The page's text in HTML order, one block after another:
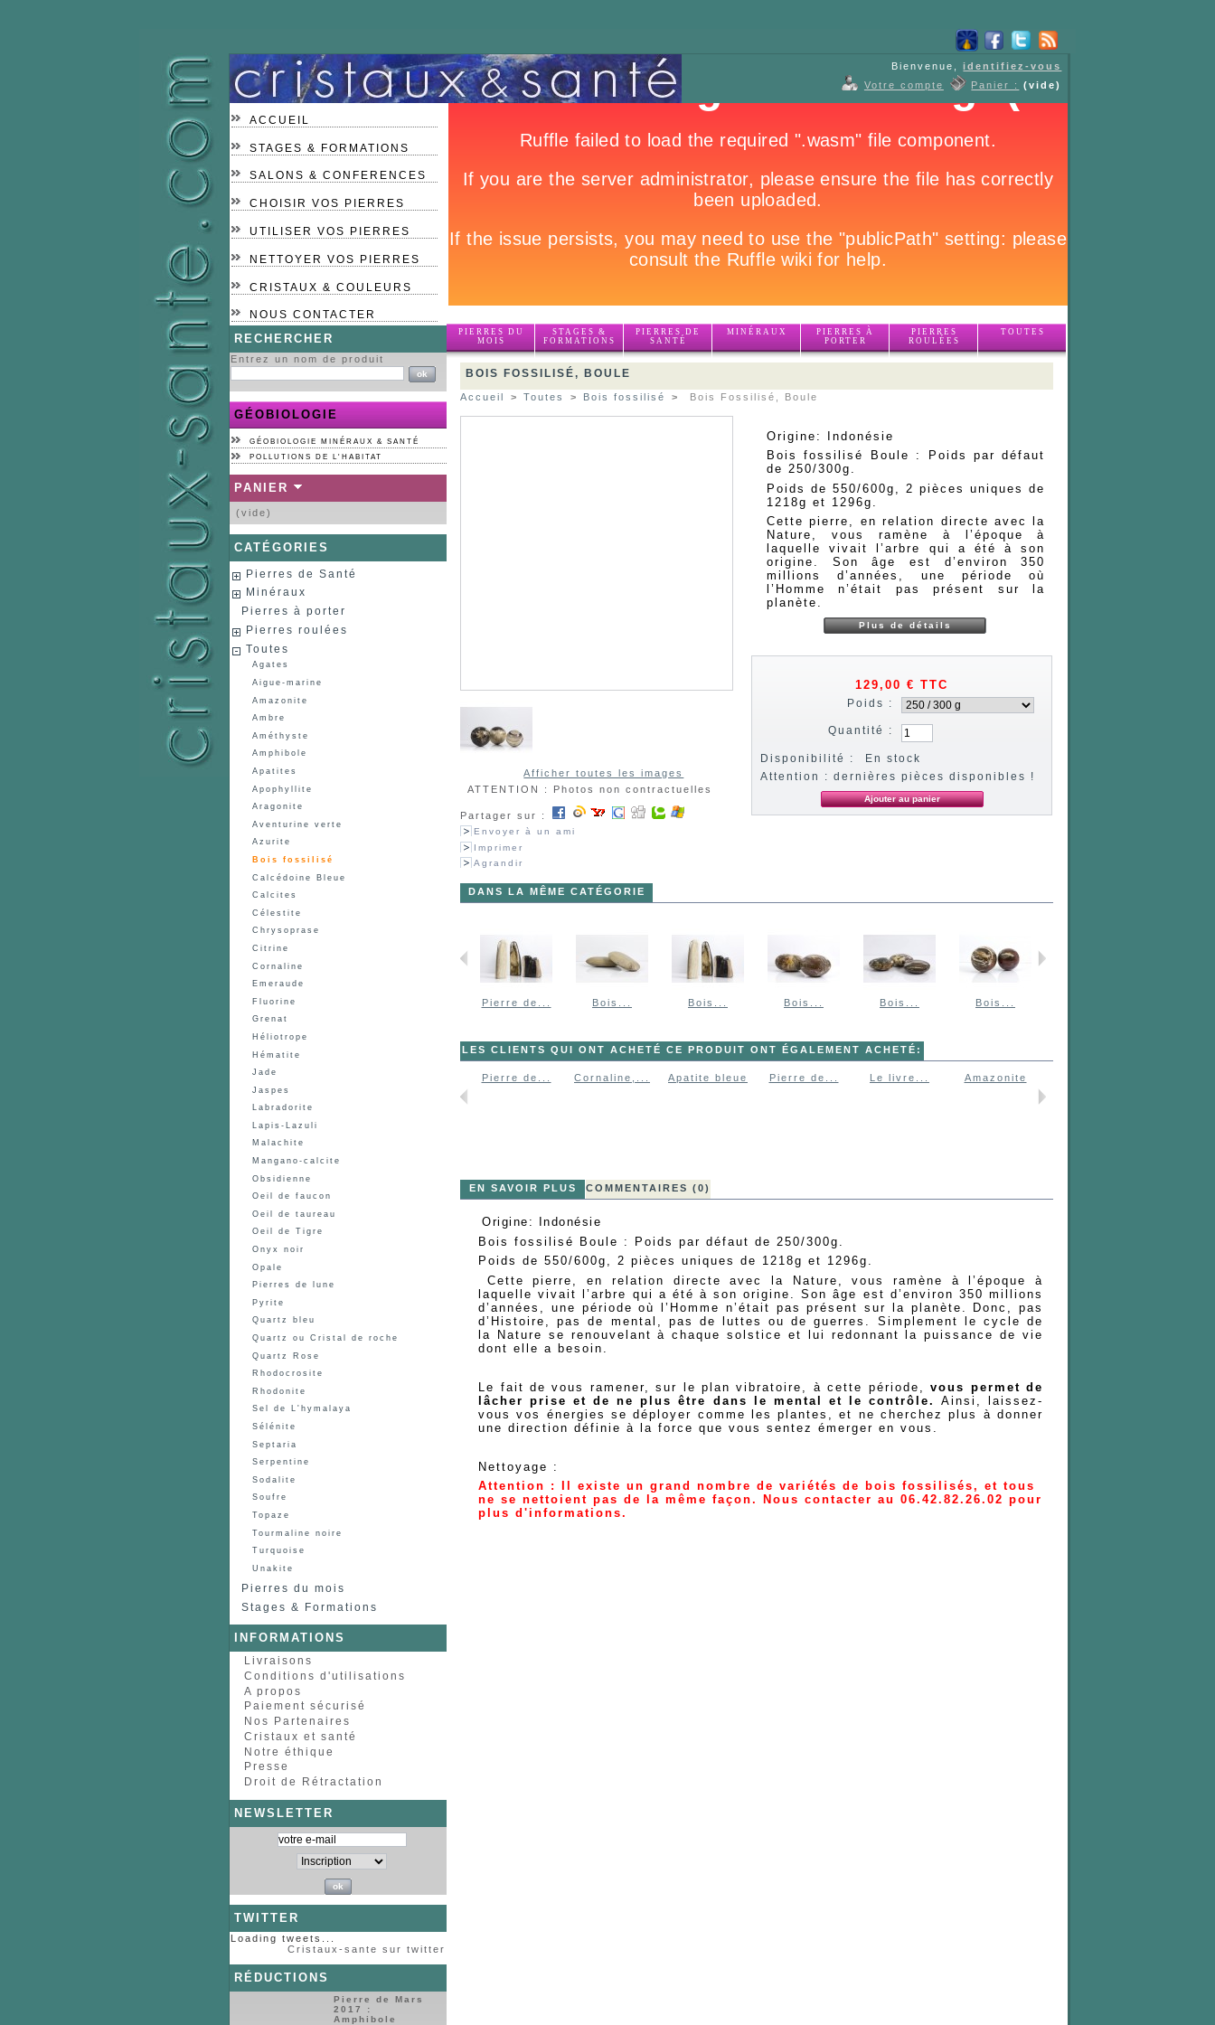
ACCUEIL
STAGES & FORMATIONS
SALONS & CONFERENCES
CHOISIR VOS PIERRES
UTILISER VOS PIERRES
NETTOYER VOS PIERRES
CRISTAUX & COULEURS
NOUS CONTACTER
Bienvenue,identifiez-vous
Panier :
(vide)
Votre compte
PIERRES DU
MOIS
STAGES &
FORMATIONS
PIERRES DE
SANTÉ
MINÉRAUX
PIERRES À
PORTER
PIERRES
ROULÉES
TOUTES
RECHERCHER
Entrez un nom de produit
GÉOBIOLOGIE
GÉOBIOLOGIE MINÉRAUX & SANTÉ
POLLUTIONS DE L'HABITAT
PANIER
(vide)
CATÉGORIES
Pierres de Santé
Minéraux
Pierres à porter
Pierres roulées
Toutes
Agates
Aigue-marine
Amazonite
Ambre
Améthyste
Amphibole
Apatites
Apophyllite
Aragonite
Aventurine verte
Azurite
Bois fossilisé
Calcédoine Bleue
Calcites
Célestite
Chrysoprase
Citrine
Cornaline
Emeraude
Fluorine
Grenat
Héliotrope
Hématite
Jade
Jaspes
Labradorite
Lapis-Lazuli
Malachite
Mangano-calcite
Obsidienne
Oeil de faucon
Oeil de taureau
Oeil de Tigre
Onyx noir
Opale
Pierres de lune
Pyrite
Quartz bleu
Quartz ou Cristal de roche
Quartz Rose
Rhodocrosite
Rhodonite
Sel de L'hymalaya
Sélénite
Septaria
Serpentine
Sodalite
Soufre
Topaze
Tourmaline noire
Turquoise
Unakite
Pierres du mois
Stages & Formations
INFORMATIONS
Livraisons
Conditions d'utilisations
A propos
Paiement sécurisé
Nos Partenaires
Cristaux et santé
Notre éthique
Presse
Droit de Rétractation
NEWSLETTER
TWITTER
Loading tweets...
Cristaux-sante sur twitter
RÉDUCTIONS
Pierre de Mars
2017 :
Amphibole
BOIS FOSSILISÉ, BOULE
Accueil > Toutes > Bois fossilisé > Bois Fossilisé, Boule
Afficher toutes les images
ATTENTION : Photos non contractuelles
Partager sur :
Envoyer à un ami
Imprimer
Agrandir
Origine: Indonésie
Bois fossilisé Boule : Poids par défaut
de 250/300g.
Poids de 550/600g, 2 pièces uniques de
1218g et 1296g.
Cette pierre, en relation directe avec la
Nature, vous ramène à l’époque à
laquelle vivait l’arbre qui a été à son
origine. Son âge est d’environ 350
millions d’années, une période où
l’Homme n’était pas présent sur la
planète.
Plus de détails
129,00 € TTC
Poids :
Quantité :
Disponibilité :
En stock
Attention : dernières pièces disponibles !
DANS LA MÊME CATÉGORIE
Pierre de... Bois... Bois... Bois... Bois... Bois...
LES CLIENTS QUI ONT ACHETÉ CE PRODUIT ONT ÉGALEMENT ACHETÉ:
Pierre de... Cornaline,... Apatite bleue Pierre de... Le livre... Amazonite
EN SAVOIR PLUS COMMENTAIRES (0)
Origine: Indonésie
Bois fossilisé Boule : Poids par défaut de 250/300g.
Poids de 550/600g, 2 pièces uniques de 1218g et 1296g.
Cette pierre, en relation directe avec la Nature, vous ramène à l’époque à
laquelle vivait l’arbre qui a été à son origine. Son âge est d’environ 350 millions
d’années, une période où l’Homme n’était pas présent sur la planète. Donc, pas
d’Histoire, pas de mental, pas de luttes ou de guerres. Simplement le cycle de
la Nature se renouvelant à chaque solstice et lui redonnant la puissance de vie
dont elle a besoin.
Le fait de vous ramener, sur le plan vibratoire, à cette période,vous permet de
lâcher prise et de ne plus être dans le mental et le contrôle. Ainsi, laissez-
vous vos énergies se déployer comme les plantes, et ne cherchez plus à donner
une direction définie à la force que vous sentez émerger en vous.
Nettoyage :
Attention : Il existe un grand nombre de variétés de bois fossilisés, et tous
ne se nettoient pas de la même façon. Nous contacter au 06.42.82.26.02 pour
plus d'informations.